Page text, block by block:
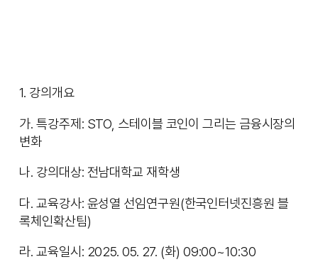
1. 강의개요
가. 특강주제: STO, 스테이블 코인이 그리는 금융시장의
변화
나. 강의대상: 전남대학교 재학생
다. 교육강사: 윤성열 선임연구원(한국인터넷진흥원 블
록체인확산팀)
라. 교육일시: 2025. 05. 27. (화) 09:00~10:30